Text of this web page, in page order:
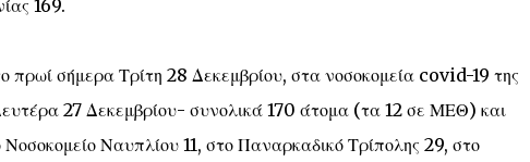
169.
πρωί σήμερα Τρίτη 28 Δεκεμβρίου, στα νοσοκομεία covid-19 της
27 Δεκεμβρίου- συνολικά 170 άτομα (τα 12 σε ΜΕΘ) και
Ναυπλίου 11, στο Παναρκαδικό Τρίπολης 29, στο